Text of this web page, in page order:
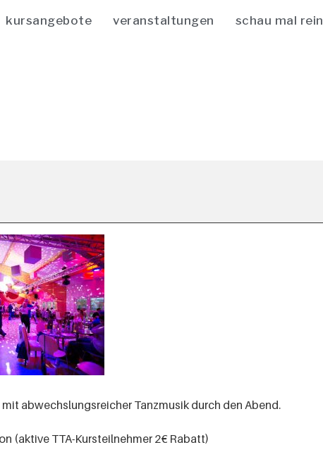
kursangebote veranstaltungen schau mal rein
mit abwechslungsreicher Tanzmusik durch den Abend.
(aktive TTA-Kursteilnehmer 2€ Rabatt)